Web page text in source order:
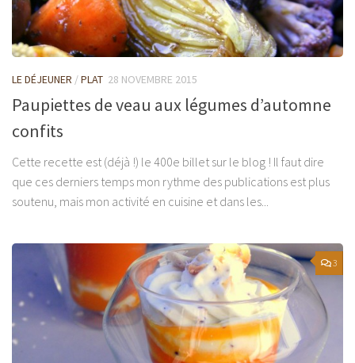
LE DÉJEUNER /PLAT 28 NOVEMBRE 2015
Paupiettes de veau aux légumes d’automne
confits
Cette recette est (déjà !) le 400e billet sur le blog ! Il faut dire
que ces derniers temps mon rythme des publications est plus
soutenu, mais mon activité en cuisine et dans les...
3